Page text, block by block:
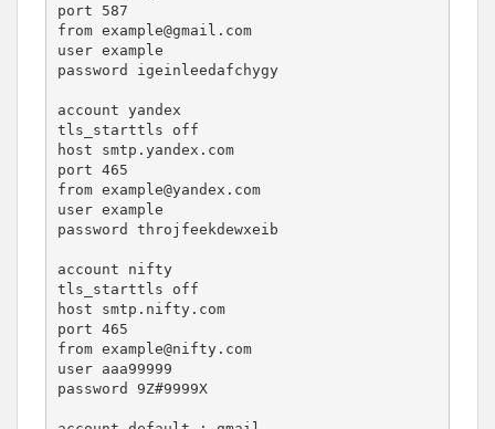
port 587
from example@gmail.com
user example
password igeinleedafchygy
account yandex
tls_starttls off
host smtp.yandex.com
port 465
from example@yandex.com
user example
password throjfeekdewxeib
account nifty
tls_starttls off
host smtp.nifty.com
port 465
from example@nifty.com
user aaa99999
password 9Z#9999X